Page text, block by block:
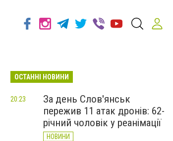
ОСТАННІ НОВИНИ
За день Слов'янськ
пережив 11 атак дронів: 62-
річний чоловік у реанімації
НОВИНИ
20:23